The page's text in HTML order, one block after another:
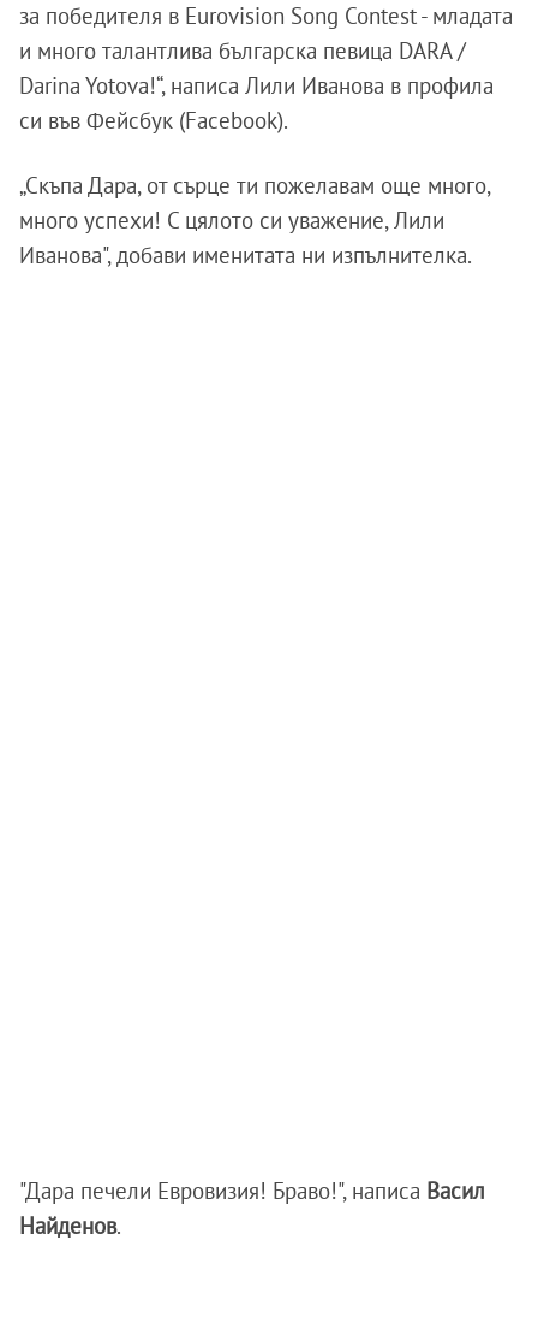
за победителя в Eurovision Song Contest - младата
и много талантлива българска певица DARA /
Darina Yotova!“, написа Лили Иванова в профила
си във Фейсбук (Facebook).
„Скъпа Дара, от сърце ти пожелавам още много,
много успехи! С цялото си уважение, Лили
Иванова", добави именитата ни изпълнителка.
"Дара печели Евровизия! Браво!", написа Васил
Найденов.